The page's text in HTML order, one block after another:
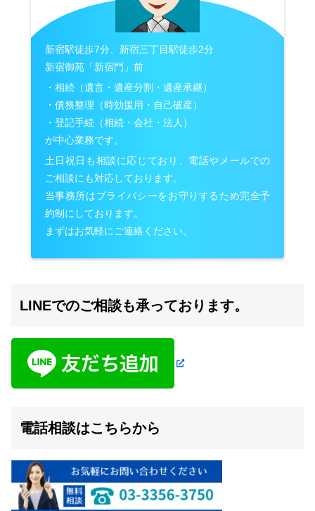
新宿駅徒歩7分、新宿三丁目駅徒歩2分
新宿御苑「新宿門」前
・相続（遺言・遺産分割・遺産承継）
・債務整理（時効援用・自己破産）
・登記手続（相続・会社・法人）
が中心業務です。
土日祝日も相談に応じており、電話やメールでの
ご相談にも対応しております。
当事務所はプライバシーをお守りするため完全予
約制にしております。
まずはお気軽にご連絡ください。
LINEでのご相談も承っております。
電話相談はこちらから